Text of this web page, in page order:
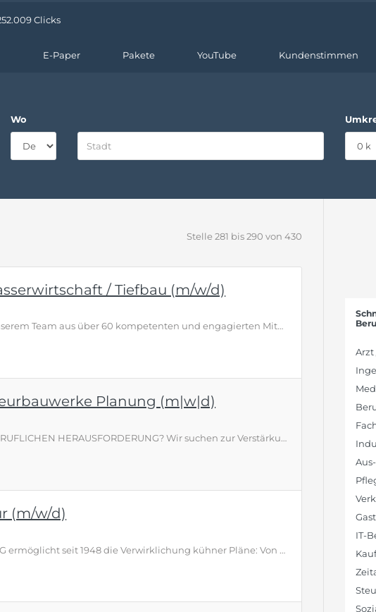
Clicks
E-Paper Pakete YouTube Kundenstimmen
Wo
Stelle 281 bis 290 von 430
/ Tiefbau (m/w/d)
Über aqua consult Ingenieur GmbH Mit unserem Team aus über 60 kompetenten und engagierten Mitarbeitern realisieren wir erfolgreich Projekte mit den Schwerpunkten Umwelttechnik, Wasserwirtschaft und Abwasserbehandlung. Dabei bilden unsere langjährige wissenschaftliche Tätigkeit und unsere vielfältigen Erfahrungen in der Praxis eine perfekte Symbiose für innovative und effiziente Ergebnisse. Was erwartet dich? Du bearbeitest Planungen für wasserwirtschaftliche und umwelttechnische Anlagen Du bear…
Planung (m|w|d)
DU HAST INTERESSE AN EINER NEUEN BERUFLICHEN HERAUSFORDERUNG? Wir suchen zur Verstärkung unseres Teams in Frankfurt am Main nach erfahrenen Bauingenieuren (m|w|d) für unsere bundesweiten Projekte in der Objektplanung von Ingenieurbauwerken . WORAUF DU DICH FREUEN KANNST Unbefristete Festanstellung mit langfristiger Perspektive Arbeitgeberzuschuss zur betrieblichen Altersvorsorge Flexible Arbeitszeiten Ein teamorientiertes , respektvolles Arbeitsumfeld , in dem Leistung wertgeschätzt wird Intens…
(m/w/d)
Ort des Arbeitsplatzes Duisburg Die HPC AG ermöglicht seit 1948 die Verwirklichung kühner Pläne: Von der Sanierung schadstoffbelasteter Böden, dem Bau von Mineralwasserbrunnen bis hin zum Erstellen hochqualitativer Baugrundgutachten – das Thema Nachhaltigkeit immer im Blick, entwickeln wir als Ingenieurunternehmen Lösungen für Flächenrecycling, Umwelt und Sicherheit sowie Infrastruktur. Wir arbeiten interdisziplinär, international und mit ingenieurwissenschaftlicher Genauigkeit. Fortschritt und…
Arzt
IT-